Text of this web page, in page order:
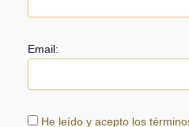
Email:
He leído y acepto los